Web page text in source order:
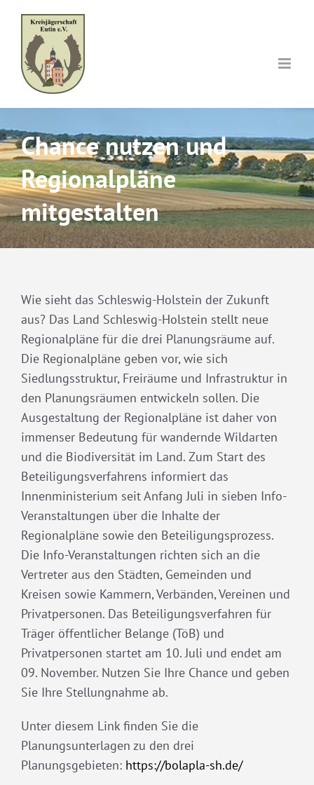
content
Chance nutzen und
Regionalpläne
mitgestalten
Wie sieht das Schleswig-Holstein der Zukunft
aus? Das Land Schleswig-Holstein stellt neue
Regionalpläne für die drei Planungsräume auf.
Die Regionalpläne geben vor, wie sich
Siedlungsstruktur, Freiräume und Infrastruktur in
den Planungsräumen entwickeln sollen. Die
Ausgestaltung der Regionalpläne ist daher von
immenser Bedeutung für wandernde Wildarten
und die Biodiversität im Land. Zum Start des
Beteiligungsverfahrens informiert das
Innenministerium seit Anfang Juli in sieben Info-
Veranstaltungen über die Inhalte der
Regionalpläne sowie den Beteiligungsprozess.
Die Info-Veranstaltungen richten sich an die
Vertreter aus den Städten, Gemeinden und
Kreisen sowie Kammern, Verbänden, Vereinen und
Privatpersonen. Das Beteiligungsverfahren für
Träger öffentlicher Belange (TöB) und
Privatpersonen startet am 10. Juli und endet am
09. November. Nutzen Sie Ihre Chance und geben
Sie Ihre Stellungnahme ab.
Unter diesem Link finden Sie die
Planungsunterlagen zu den drei
Planungsgebieten: https://bolapla-sh.de/